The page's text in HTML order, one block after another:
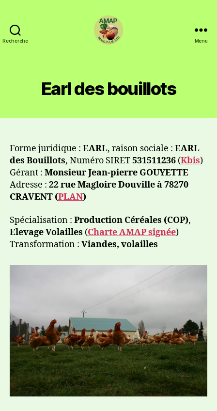
Recherche Menu
Earl des bouillots
Forme juridique : EARL, raison sociale : EARL
des Bouillots, Numéro SIRET531511236 (Kbis)
Gérant : Monsieur Jean-pierre GOUYETTE
Adresse : 22 rue Magloire Douville à 78270
CRAVENT (PLAN)
Spécialisation : Production Céréales (COP),
Elevage Volailles (Charte AMAP signée)
Transformation : Viandes, volailles